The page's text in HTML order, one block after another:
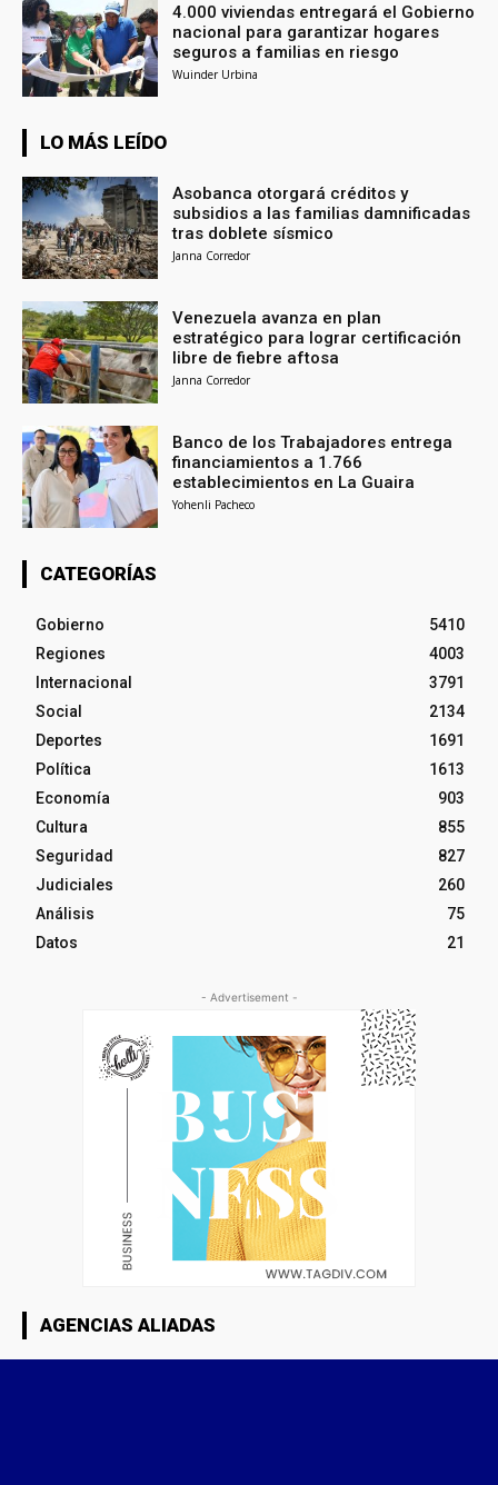
4.000 viviendas entregará el Gobierno
nacional para garantizar hogares
seguros a familias en riesgo
Wuinder Urbina
LO MÁS LEÍDO
Asobanca otorgará créditos y
subsidios a las familias damnificadas
tras doblete sísmico
Janna Corredor
Venezuela avanza en plan
estratégico para lograr certificación
libre de fiebre aftosa
Janna Corredor
Banco de los Trabajadores entrega
financiamientos a 1.766
establecimientos en La Guaira
Yohenli Pacheco
CATEGORÍAS
Gobierno
5410
Regiones
4003
Internacional
3791
Social
2134
Deportes
1691
Política
1613
Economía
903
Cultura
855
Seguridad
827
Judiciales
260
Análisis
75
Datos
21
- Advertisement -
AGENCIAS ALIADAS